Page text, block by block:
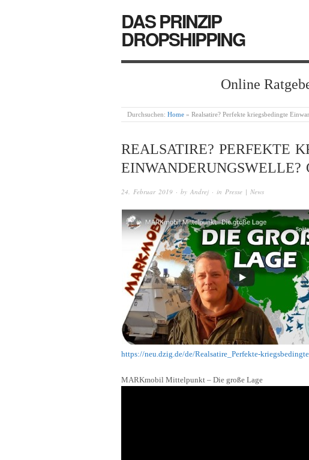
DAS PRINZIP
DROPSHIPPING
Online
Durchsuchen: Home » Realsatire? Perfekte kriegsbedingte
REALSATIRE? PERFEKTE
24. Februar 2019 · by Andrej · in Presse | News
https://neu.dzig.de/de/Realsatire_Perfekte-
MARKmobil Mittelpunkt – Die große Lage